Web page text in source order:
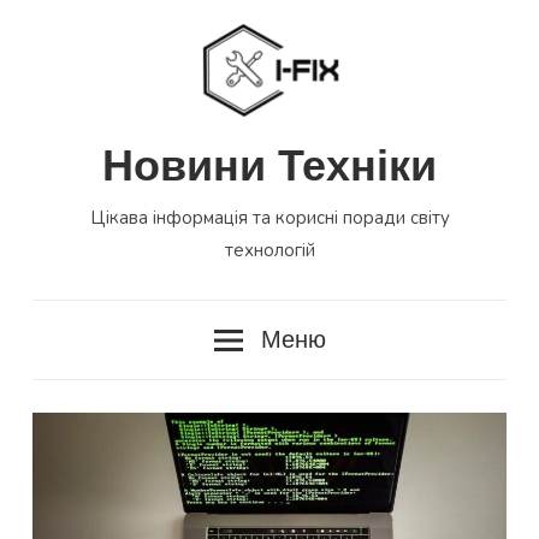
Новини Техніки
Цікава інформація та корисні поради світу
технологій
Меню